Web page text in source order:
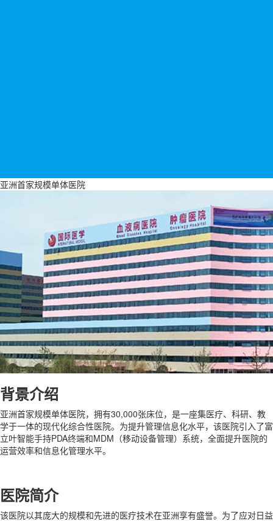
亚洲首家规模单体医院
背景介绍
亚洲首家规模单体医院，拥有30,000张床位，是一座集医疗、科研、教
学于一体的现代化综合性医院。为提升管理信息化水平，该医院引入了富
立叶智能手持PDA终端和MDM（移动设备管理）系统，全面提升医院的
运营效率和信息化管理水平。
医院简介
该医院以其庞大的规模和先进的医疗技术在亚洲享有盛誉。为了应对日益